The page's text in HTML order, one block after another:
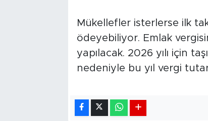
Mükellefler isterlerse ilk
ödeyebiliyor. Emlak
yapılacak. 2026 yılı için
nedeniyle bu yıl vergi